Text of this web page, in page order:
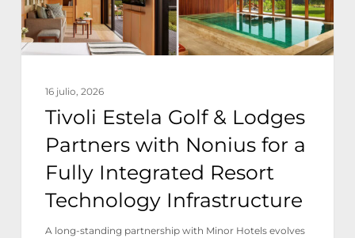
with
Nonius
for
Integrated
Resort
Technology
Infrastructure
16 julio, 2026
Tivoli Estela Golf & Lodges
Partners with Nonius for a
Fully Integrated Resort
Technology Infrastructure
A long-standing partnership with Minor Hotels evolves